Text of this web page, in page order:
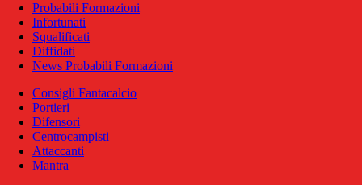
Probabili Formazioni
Infortunati
Squalificati
Diffidati
News Probabili Formazioni
Consigli Fantacalcio
Portieri
Difensori
Centrocampisti
Attaccanti
Mantra